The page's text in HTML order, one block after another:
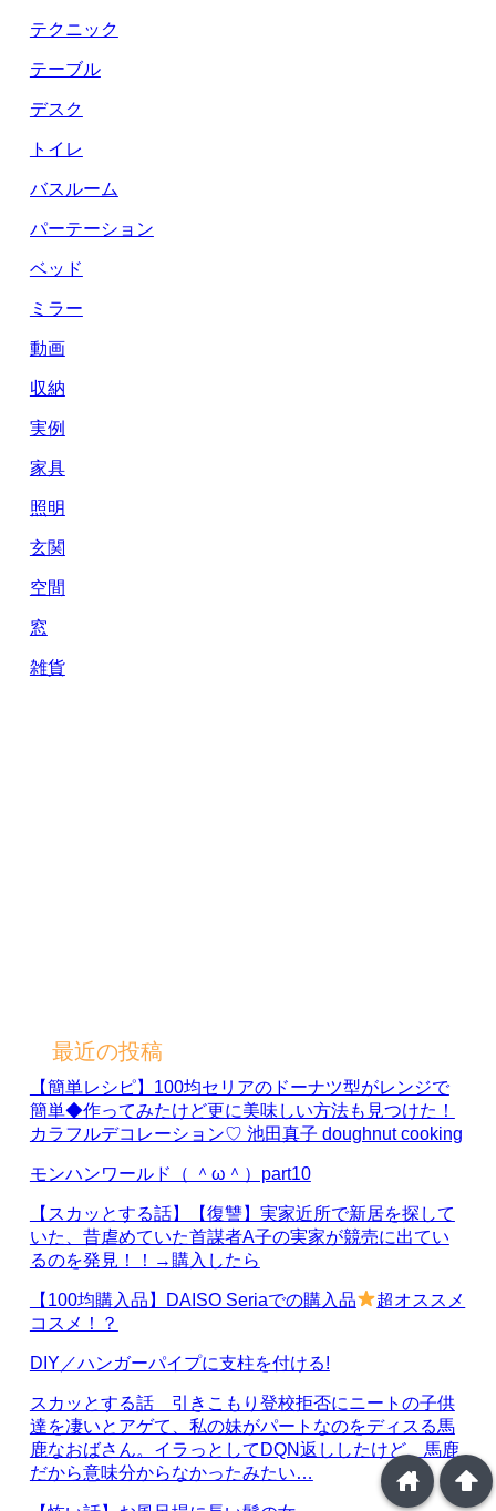
テクニック
テーブル
デスク
トイレ
バスルーム
パーテーション
ベッド
ミラー
動画
収納
実例
家具
照明
玄関
空間
窓
雑貨
最近の投稿
【簡単レシピ】100均セリアのドーナツ型がレンジで
簡単◆作ってみたけど更に美味しい方法も見つけた！
カラフルデコレーション♡ 池田真子 doughnut cooking
モンハンワールド（ ＾ω＾）part10
【スカッとする話】【復讐】実家近所で新居を探して
いた、昔虐めていた首謀者A子の実家が競売に出てい
るのを発見！！→購入したら
【100均購入品】DAISO Seriaでの購入品
超オススメ
コスメ！？
DIY／ハンガーパイプに支柱を付ける!
スカッとする話 引きこもり登校拒否にニートの子供
達を凄いとアゲて、私の妹がパートなのをディスる馬
鹿なおばさん。イラっとしてDQN返ししたけど、馬鹿
だから意味分からなかったみたい…
arrowup
home